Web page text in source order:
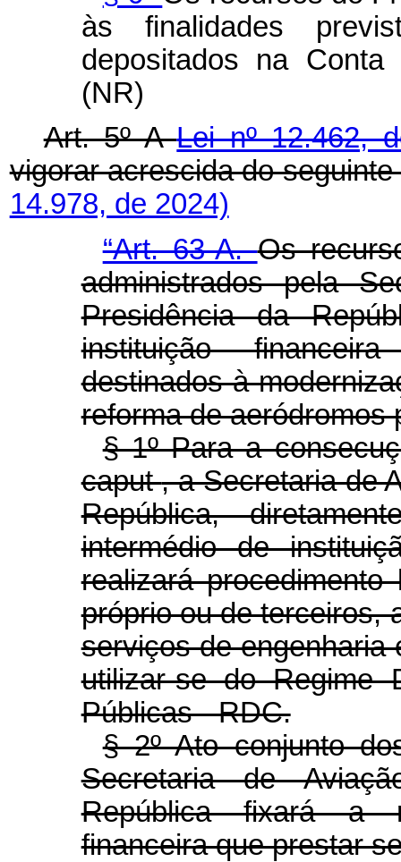
às finalidades
depositados na Conta
(NR)
Art. 5º ALei nº 12.462,
vigorar acrescida do
14.978, de 2024)
“Art. 63-A.Os
administrados pela
Presidência da
instituição
destinados à
reforma de aeródromos
§ 1º Para a
caput, a Secretaria de
República,
intermédio de
realizará
próprio ou de terceiros,
serviços de engenharia
utilizar-se do Regime
Públicas - RDC.
§ 2º Ato conjunto
Secretaria de
República fixará a
financeira que prestar